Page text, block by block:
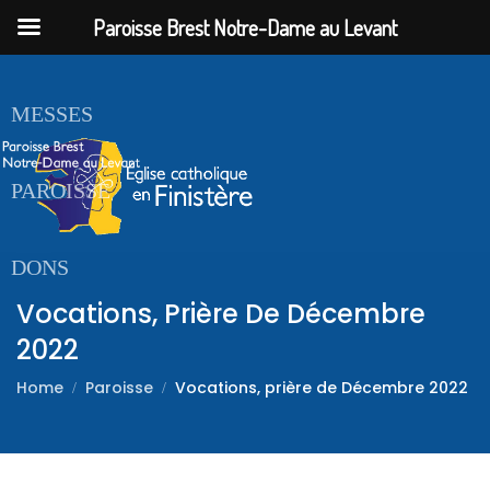
ACCUEIL
MESSES
PAROISSE
DONS
Vocations, Prière De Décembre
2022
Home Paroisse Vocations, prière de Décembre 2022
Paroisse Brest Notre-Dame au Levant